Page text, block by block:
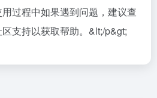
过程中如果遇到问题，建议查
支持以获取帮助。&lt;/p&gt;